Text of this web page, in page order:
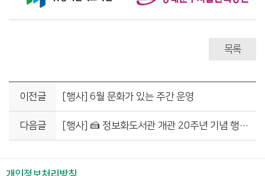
목록
이전글 [행사] 6월 문화가 있는 주간 운영
다음글 [행사] 🍰 정보화도서관 개관 20주년 기념 행사 안내